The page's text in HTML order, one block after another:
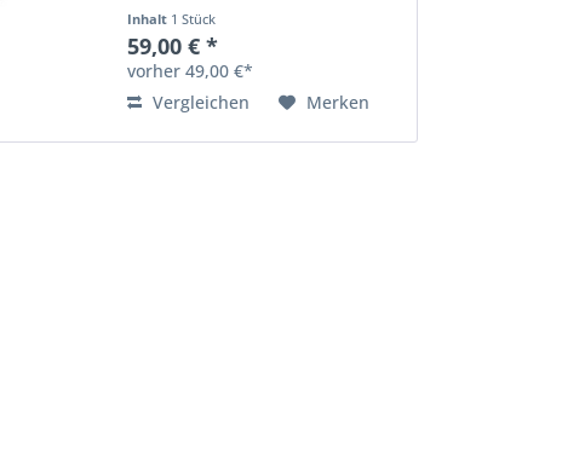
Eine Fernbedienung für alle, die
es gern einfach haben.
Nahtlose...
Inhalt 1 Stück
59,00 € *
vorher 49,00 €*
Vergleichen
Merken